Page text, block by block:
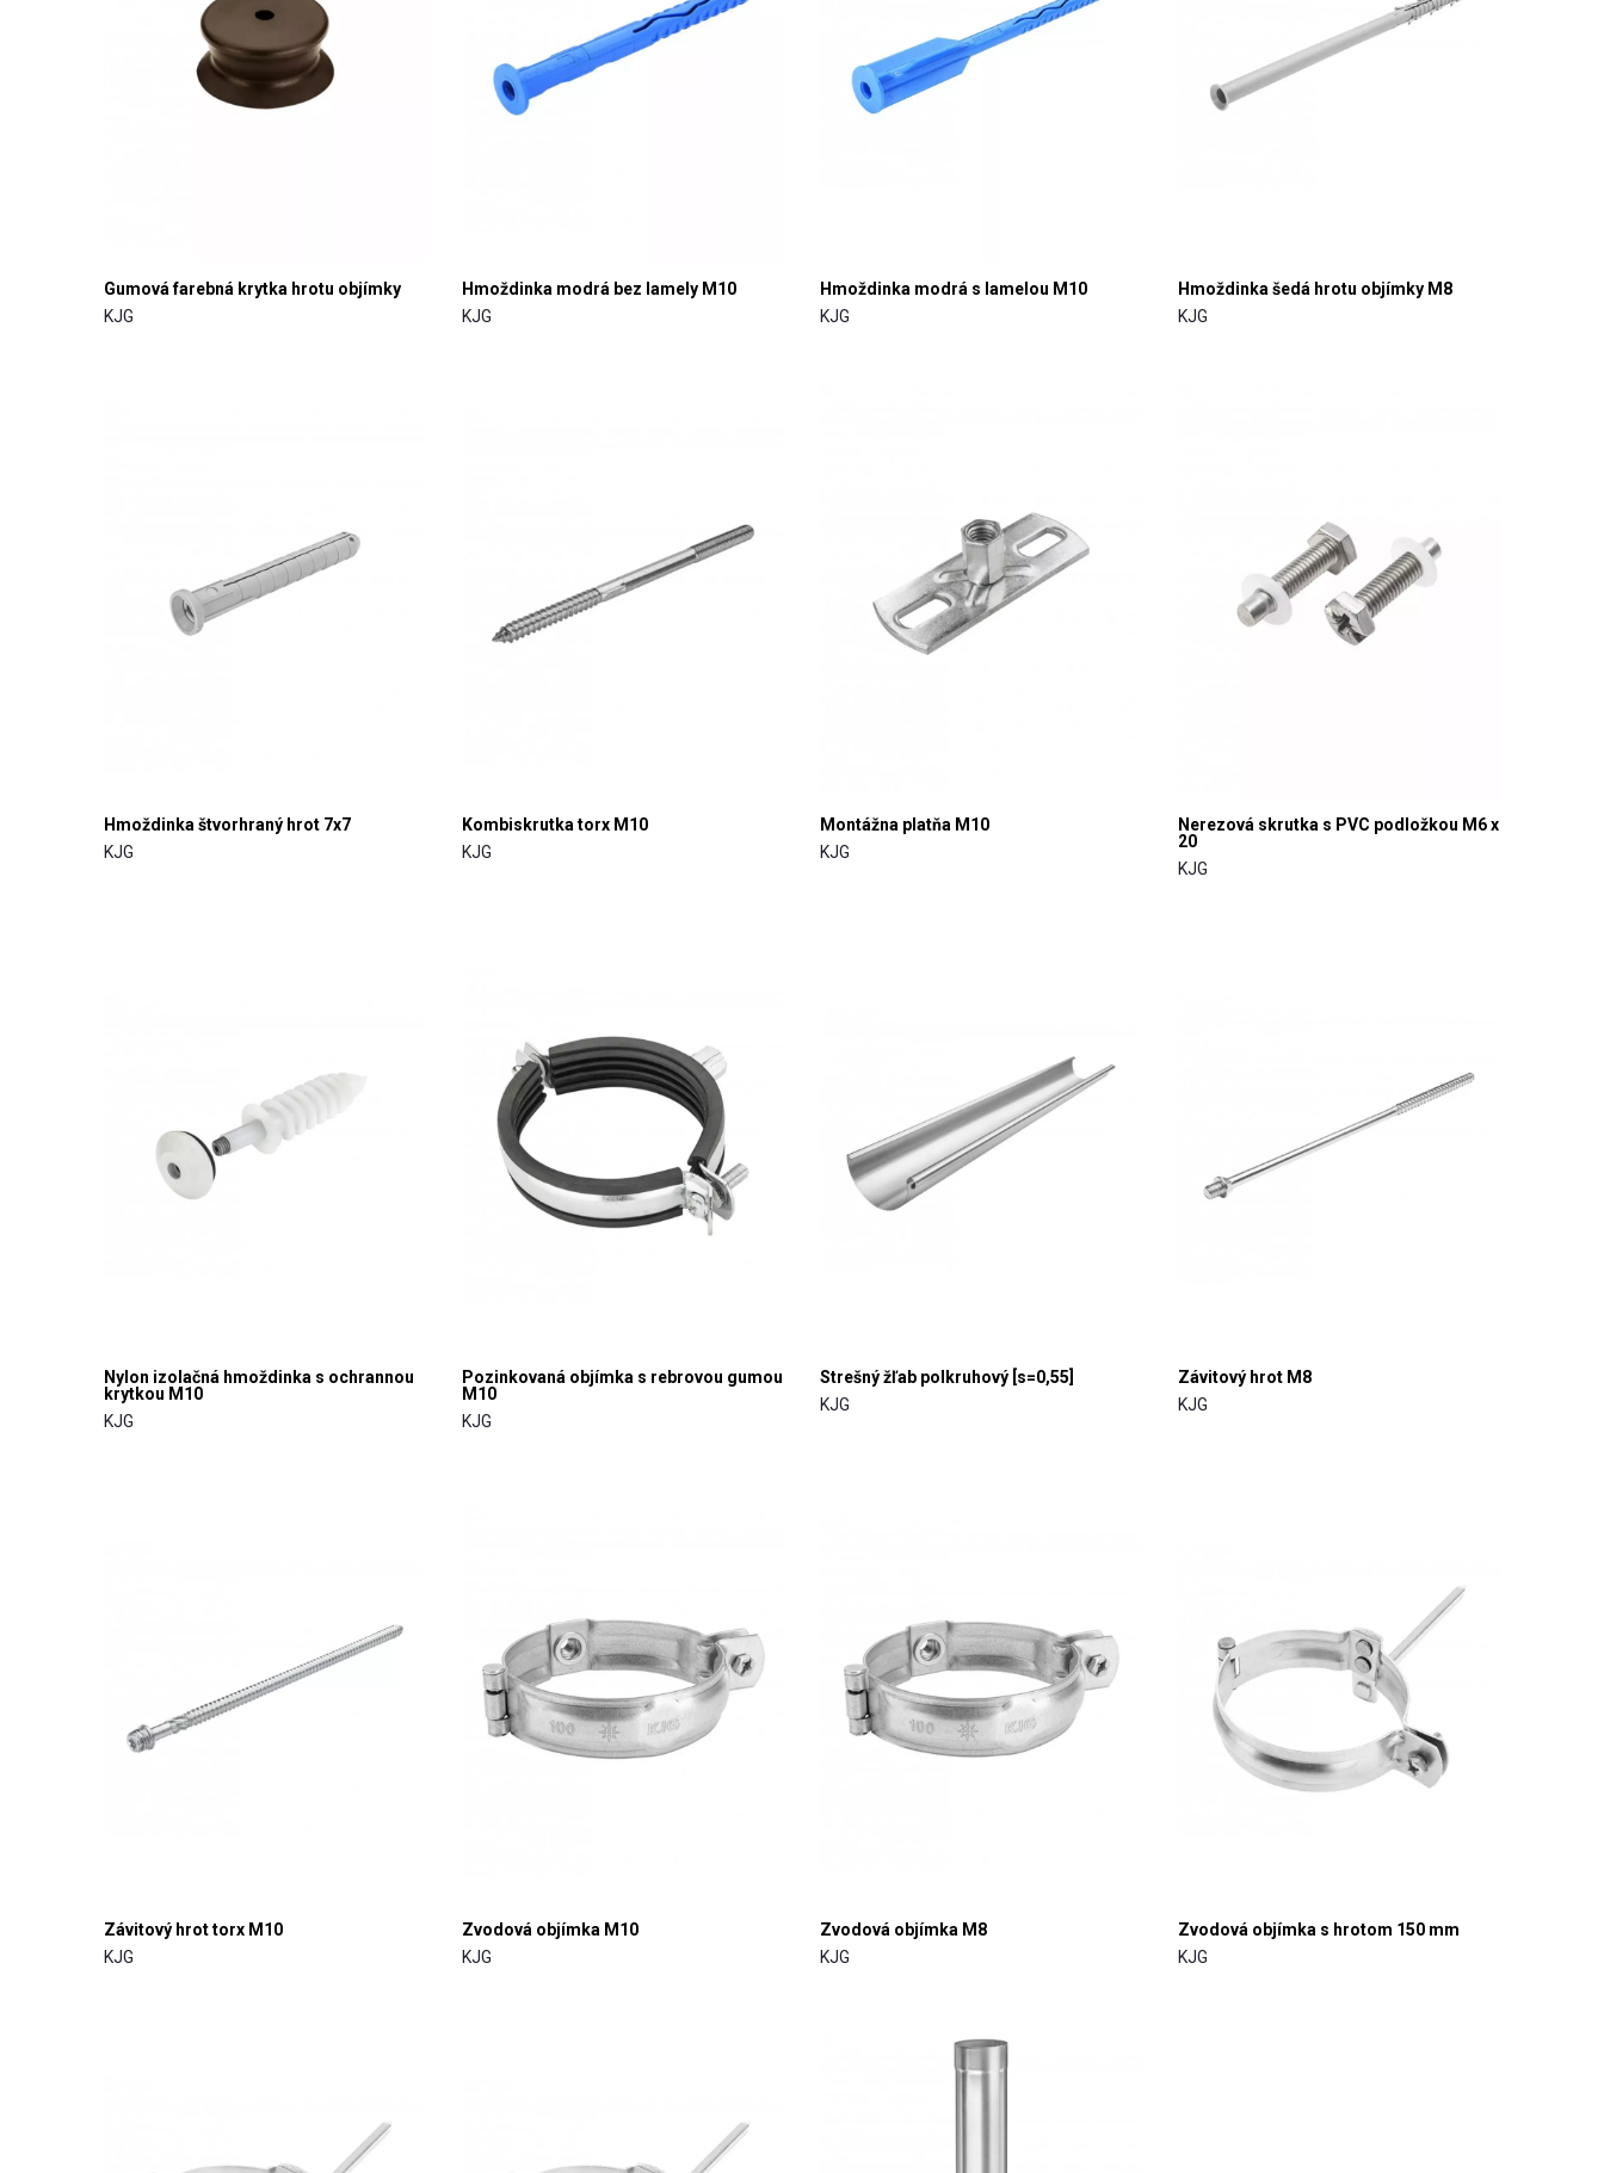
Gumová farebná krytka hrotu objímky
KJG
Hmoždinka modrá bez lamely M10
KJG
Hmoždinka modrá s lamelou M10
KJG
Hmoždinka šedá hrotu objímky M8
KJG
Hmoždinka štvorhraný hrot 7x7
KJG
Kombiskrutka torx M10
KJG
Montážna platňa M10
KJG
Nerezová skrutka s PVC podložkou M6 x
20
KJG
Nylon izolačná hmoždinka s ochrannou
krytkou M10
KJG
Pozinkovaná objímka s rebrovou gumou
M10
KJG
Strešný žľab polkruhový [s=0,55]
KJG
Závitový hrot M8
KJG
Závitový hrot torx M10
KJG
Zvodová objímka M10
KJG
Zvodová objímka M8
KJG
Zvodová objímka s hrotom 150 mm
KJG